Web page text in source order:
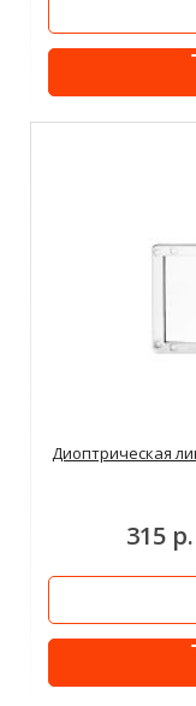
Диоптрическая
315 р.